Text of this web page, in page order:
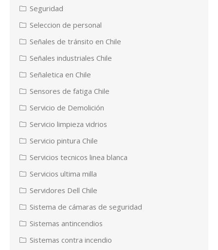
Seguridad
Seleccion de personal
Señales de tránsito en Chile
Señales industriales Chile
Señaletica en Chile
Sensores de fatiga Chile
Servicio de Demolición
Servicio limpieza vidrios
Servicio pintura Chile
Servicios tecnicos linea blanca
Servicios ultima milla
Servidores Dell Chile
Sistema de cámaras de seguridad
Sistemas antincendios
Sistemas contra incendio